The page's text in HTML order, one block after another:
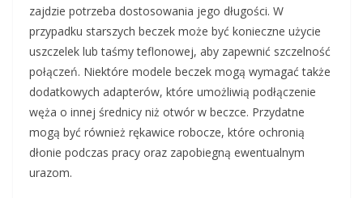
zajdzie potrzeba dostosowania jego długości. W
przypadku starszych beczek może być konieczne użycie
uszczelek lub taśmy teflonowej, aby zapewnić szczelność
połączeń. Niektóre modele beczek mogą wymagać także
dodatkowych adapterów, które umożliwią podłączenie
węża o innej średnicy niż otwór w beczce. Przydatne
mogą być również rękawice robocze, które ochronią
dłonie podczas pracy oraz zapobiegną ewentualnym
urazom.